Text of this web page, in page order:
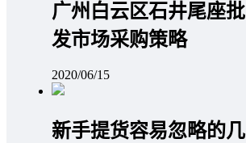
广州白云区石井尾座批
发市场采购策略
2020/06/15
新手提货容易忽略的几